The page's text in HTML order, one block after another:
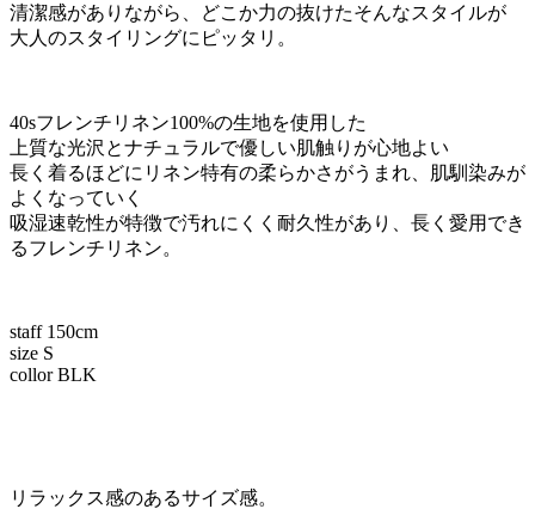
清潔感がありながら、どこか力の抜けたそんなスタイルが
大人のスタイリングにピッタリ。
40sフレンチリネン100%の生地を使用した
上質な光沢とナチュラルで優しい肌触りが心地よい
長く着るほどにリネン特有の柔らかさがうまれ、肌馴染みが
よくなっていく
吸湿速乾性が特徴で汚れにくく耐久性があり、長く愛用でき
るフレンチリネン。
staff 150cm
size S
collor BLK
リラックス感のあるサイズ感。